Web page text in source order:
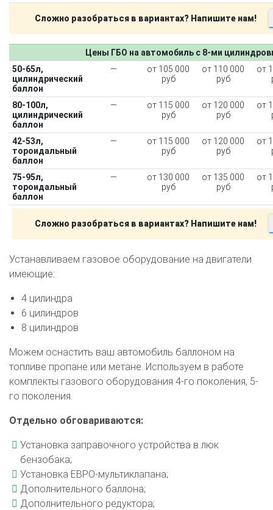
Сложно разобраться в вариантах? Напишите нам!
Цены ГБО на автомобиль с 8-ми
50-65л,
цилиндрический
баллон
—
от 105 000
руб
от 110 000
руб
от
80-100л,
цилиндрический
баллон
—
от 115 000
руб
от 120 000
руб
от
42-53л,
тороидальный
баллон
—
от 115 000
руб
от 120 000
руб
от
75-95л,
тороидальный
баллон
—
от 130 000
руб
от 135 000
руб
от
Сложно разобраться в вариантах? Напишите нам!
Устанавливаем газовое оборудование на двигатели
имеющие:
4 цилиндра
6 цилиндров
8 цилиндров
Можем оснастить ваш автомобиль баллоном на
топливе пропане или метане. Используем в работе
комплекты газового оборудования 4-го поколения, 5-
го поколения.
Отдельно обговариваются:
Установка заправочного устройства в люк
бензобака;
Установка ЕВРО-мультиклапана;
Дополнительного баллона;
Дополнительного редуктора;